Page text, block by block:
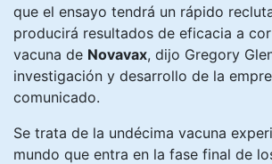
que el ensayo tendrá un rápido
producirá resultados de eficacia a
vacuna de Novavax, dijo Gregory
investigación y desarrollo de la
comunicado.
Se trata de la undécima vacuna
mundo que entra en la fase final de